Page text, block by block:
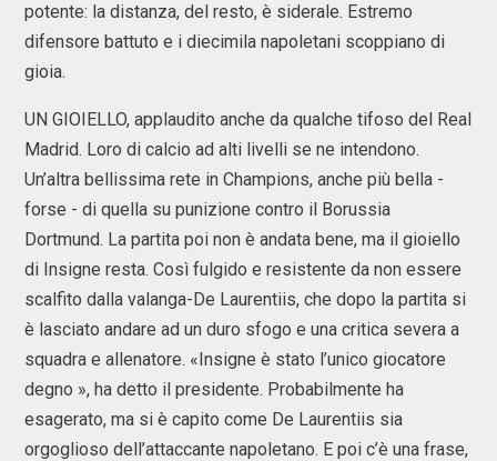
potente: la distanza, del resto, è siderale. Estremo
difensore battuto e i diecimila napoletani scoppiano di
gioia.
UN GIOIELLO, applaudito anche da qualche tifoso del Real
Madrid. Loro di calcio ad alti livelli se ne intendono.
Un’altra bellissima rete in Champions, anche più bella -
forse - di quella su punizione contro il Borussia
Dortmund. La partita poi non è andata bene, ma il gioiello
di Insigne resta. Così fulgido e resistente da non essere
scalfito dalla valanga-De Laurentiis, che dopo la partita si
è lasciato andare ad un duro sfogo e una critica severa a
squadra e allenatore. «Insigne è stato l’unico giocatore
degno », ha detto il presidente. Probabilmente ha
esagerato, ma si è capito come De Laurentiis sia
orgoglioso dell’attaccante napoletano. E poi c’è una frase,